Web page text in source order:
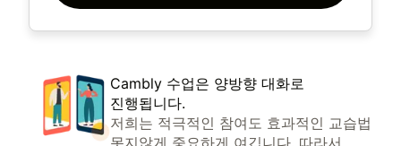
Cambly 수업은 양방향 대화로
진행됩니다.
저희는 적극적인 참여도 효과적인 교습법